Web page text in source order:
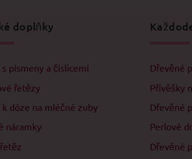
doplňky
písmeny a číslicemi
řetězy
dóze na mléčné zuby
náramky
Dřevěné
Přívěšky
Dřevěné
Perlové
Dřevěné